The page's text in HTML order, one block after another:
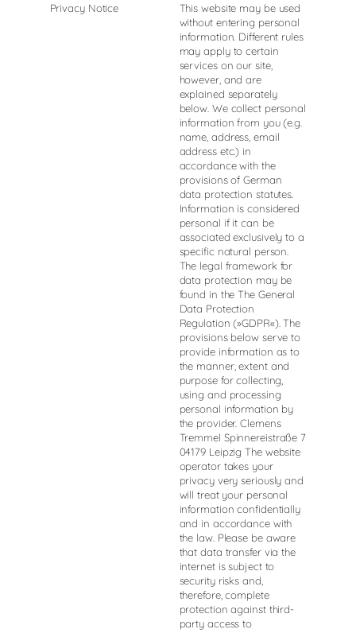
Privacy Notice
This website may be used
without entering personal
information. Different rules
may apply to certain
services on our site,
however, and are
explained separately
below. We collect personal
information from you (e.g.
name, address, email
address etc.) in
accordance with the
provisions of German
data protection statutes.
Information is considered
personal if it can be
associated exclusively to a
specific natural person.
The legal framework for
data protection may be
found in the The General
Data Protection
Regulation (»GDPR«). The
provisions below serve to
provide information as to
the manner, extent and
purpose for collecting,
using and processing
personal information by
the provider. Clemens
Tremmel Spinnereistraße 7
04179 Leipzig The website
operator takes your
privacy very seriously and
will treat your personal
information confidentially
and in accordance with
the law. Please be aware
that data transfer via the
internet is subject to
security risks and,
therefore, complete
protection against third-
party access to